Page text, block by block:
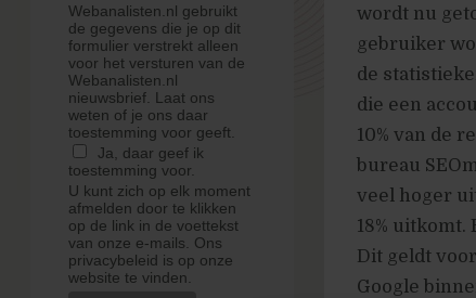
Webanalisten.nl gebruikt
de gegevens die je op dit
formulier verstrekt alleen
voor het versturen van de
Webanalisten.nl
nieuwsbrief. Laat ons
weten of je ons daar
toestemming voor geeft.
Ja, daar geef ik
toestemming voor.
U kunt zich op elk moment
afmelden door te klikken
op de link in de voettekst
van onze e-mails. Ons
privacybeleid is op onze
website te vinden.
wordt nu
gebruiker
de
die een
10% van de
bureau
veel hoger
18%
Dit geldt
Google